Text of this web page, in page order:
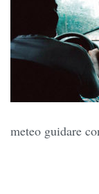
meteo guidare